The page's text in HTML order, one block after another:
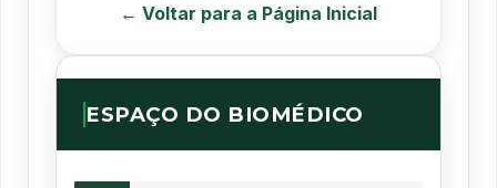
← Voltar para a Página Inicial
ESPAÇO DO BIOMÉDICO